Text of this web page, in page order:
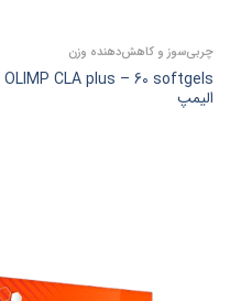
چربی‌سوز و کاهش‌دهنده وزن
الیمپ